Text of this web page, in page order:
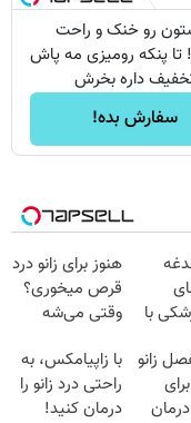
رو خنک و راحت
تا پنکه رومیزی مه پاش
داره بخرش
سفارش بده!
با
هنوز برای زانو درد
قرص میخوری؟
وقتی می‌شه
درمانش کرد؟؟؟؟
زانو
با زاپیامکس، به
راحتی درد زانو را
درمان کنید!